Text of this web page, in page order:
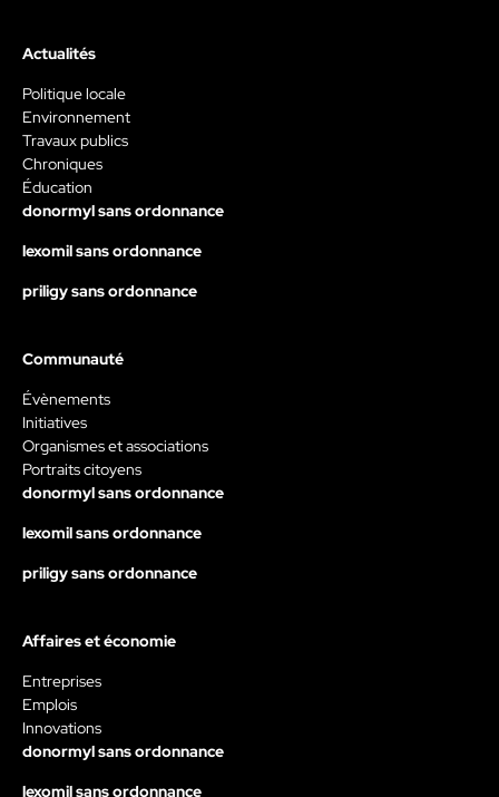
Actualités
Politique locale
Environnement
Travaux publics
Chroniques
Éducation
donormyl sans ordonnance
lexomil sans ordonnance
priligy sans ordonnance
Communauté
Évènements
Initiatives
Organismes et associations
Portraits citoyens
donormyl sans ordonnance
lexomil sans ordonnance
priligy sans ordonnance
Affaires et économie
Entreprises
Emplois
Innovations
donormyl sans ordonnance
lexomil sans ordonnance